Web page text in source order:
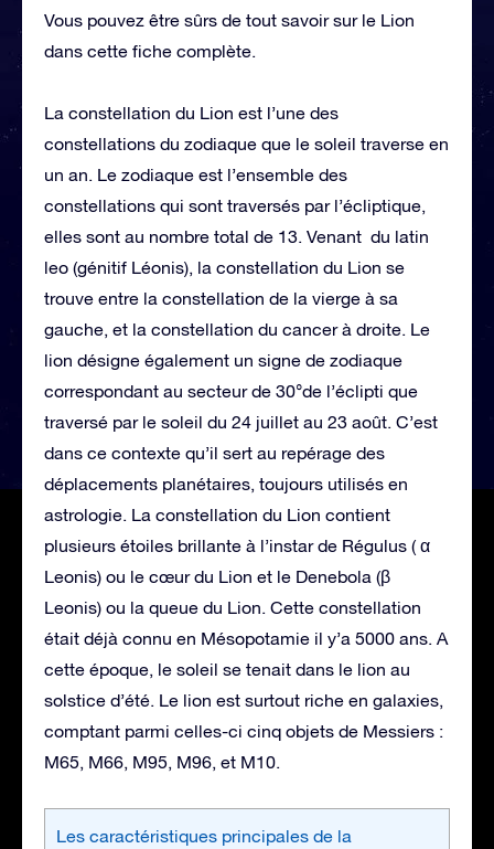
Vous pouvez être sûrs de tout savoir sur le Lion
dans cette fiche complète.
La constellation du Lion est l’une des
constellations du zodiaque que le soleil traverse en
un an. Le zodiaque est l’ensemble des
constellations qui sont traversés par l’écliptique,
elles sont au nombre total de 13. Venant du latin
leo (génitif Léonis), la constellation du Lion se
trouve entre la constellation de la vierge à sa
gauche, et la constellation du cancer à droite. Le
lion désigne également un signe de zodiaque
correspondant au secteur de 30°de l’éclipti que
traversé par le soleil du 24 juillet au 23 août. C’est
dans ce contexte qu’il sert au repérage des
déplacements planétaires, toujours utilisés en
astrologie. La constellation du Lion contient
plusieurs étoiles brillante à l’instar de Régulus ( α
Leonis) ou le cœur du Lion et le Denebola (β
Leonis) ou la queue du Lion. Cette constellation
était déjà connu en Mésopotamie il y’a 5000 ans. A
cette époque, le soleil se tenait dans le lion au
solstice d’été. Le lion est surtout riche en galaxies,
comptant parmi celles-ci cinq objets de Messiers :
M65, M66, M95, M96, et M10.
Les caractéristiques principales de la